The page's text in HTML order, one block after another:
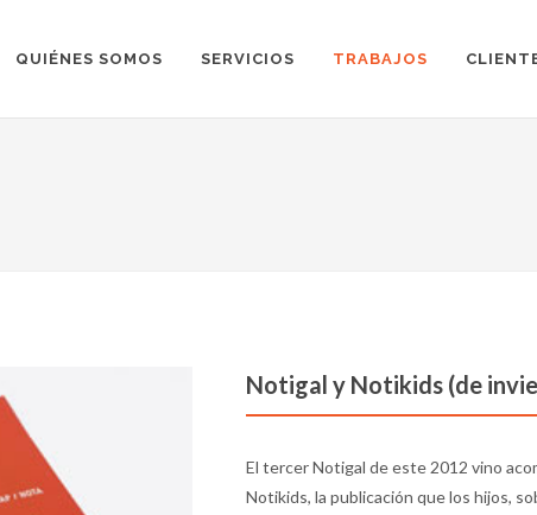
QUIÉNES SOMOS SERVICIOS TRABAJOS
Notigal y Notikids (de
El tercer Notigal de este 2012 vino
Notikids, la publicación que los hijos,